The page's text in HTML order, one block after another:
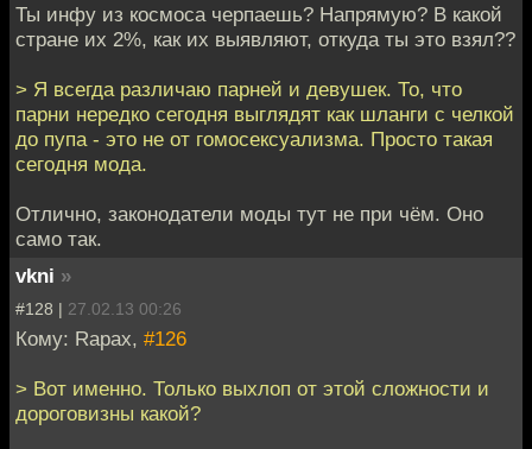
Ты инфу из космоса черпаешь? Напрямую? В какой
стране их 2%, как их выявляют, откуда ты это взял??
> Я всегда различаю парней и девушек. То, что
парни нередко сегодня выглядят как шланги с челкой
до пупа - это не от гомосексуализма. Просто такая
сегодня мода.
Отлично, законодатели моды тут не при чём. Оно
само так.
vkni »
#128 | 27.02.13 00:26
Кому: Rapax, #126
> Вот именно. Только выхлоп от этой сложности и
дороговизны какой?